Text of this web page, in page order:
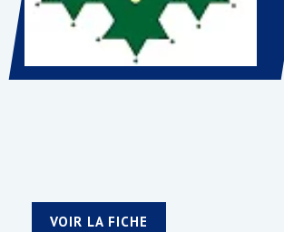
VOIR LA FICHE